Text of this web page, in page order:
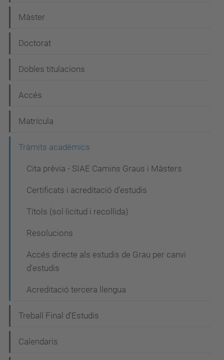
a
v
g
a
i
ó
Màster
Doctorat
Dobles titulacions
Accés
Matrícula
Tràmits acadèmics
Cita prèvia - SIAE Camins Graus i Màsters
Certificats i acreditació d'estudis
Títols (sol·licitud i recollida)
Resolucions
Accés directe als estudis de Grau per canvi
d'estudis
Acreditació tercera llengua
Treball Final d'Estudis
Calendaris